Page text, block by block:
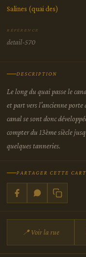
Salines (quai des)
RÉFÉRENCE
detail-570
DESCRIPTION
Le long du quai passe le
et part vers l'ancienne porte
canal se sont donc
compter du 13ème siècle
quelques tanneries.
PARTAGER CETTE
📍 Voir la rue